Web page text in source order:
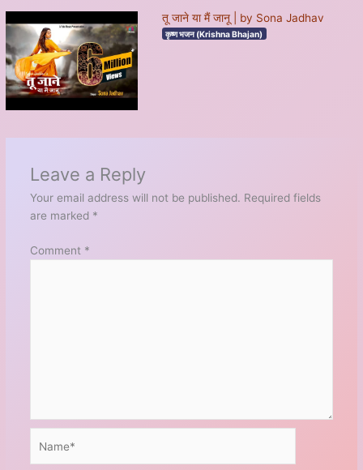
तू जाने या मैं जानू | by Sona Jadhav
कृष्ण भजन (Krishna Bhajan)
Leave a Reply
Your email address will not be published. Required fields
are marked *
Comment *